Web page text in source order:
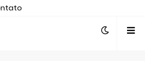
Clovis Almeida.